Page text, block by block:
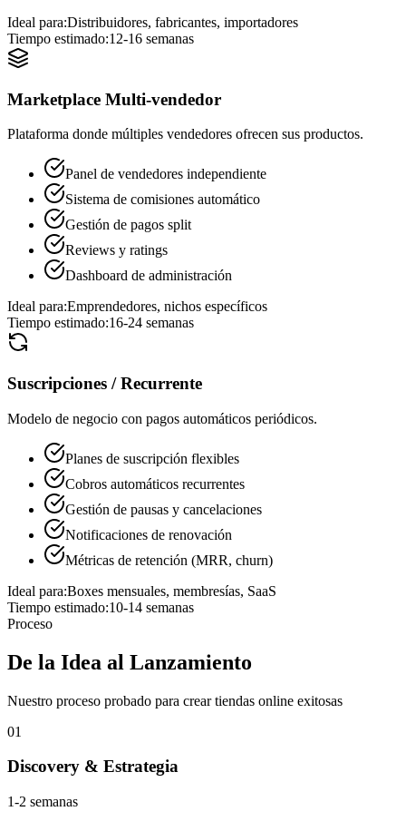
Ideal para:Distribuidores, fabricantes, importadores
Tiempo estimado:12-16 semanas
Marketplace Multi-vendedor
Plataforma donde múltiples vendedores ofrecen sus productos.
Panel de vendedores independiente
Sistema de comisiones automático
Gestión de pagos split
Reviews y ratings
Dashboard de administración
Ideal para:Emprendedores, nichos específicos
Tiempo estimado:16-24 semanas
Suscripciones / Recurrente
Modelo de negocio con pagos automáticos periódicos.
Planes de suscripción flexibles
Cobros automáticos recurrentes
Gestión de pausas y cancelaciones
Notificaciones de renovación
Métricas de retención (MRR, churn)
Ideal para:Boxes mensuales, membresías, SaaS
Tiempo estimado:10-14 semanas
Proceso
De la Idea al Lanzamiento
Nuestro proceso probado para crear tiendas online exitosas
01
Discovery & Estrategia
1-2 semanas